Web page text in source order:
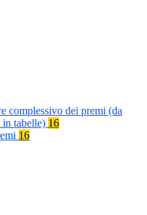
complessivo dei premi (da
in tabelle) 16
16